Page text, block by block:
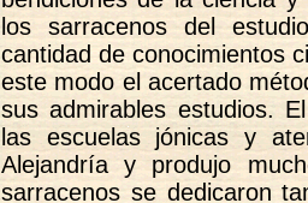
los sarracenos del
cantidad de conocimientos
este modo el acertado
sus admirables estudios.
las escuelas jónicas y
Alejandría y produjo
sarracenos se dedicaron